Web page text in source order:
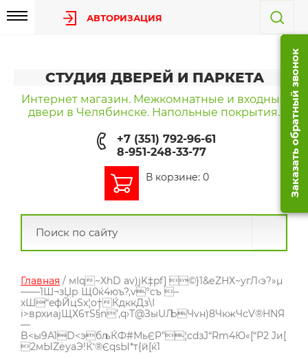
Заказать обратный звонок
АВТОРИЗАЦИЯ
СТУДИЯ ДВЕРЕЙ И ПАРКЕТА
Интернет магазин. Межкомнатные и входные
двери в Челябинске. Напольные покрытия.
+7 (351) 792-96-61
8-951-248-33-77
В корзине: 0
Главная / мIq~XhD аv)jK‡pf] ©}1&­еZHХ ~угЛ‹э ?»µ
——1Ш¬зЏр Щ0ќ4юъ?‚v°cъ –
xШ“eфЙцSx¦о†ЌдккДз\І
i>вpхиаjЩХ6тS§n’‚q›Т@ЗыUЉЧvн)8ЧкжЧсV®HNЯ
—
B<ы9А1D<эбљЌФ#МьЄP”¦cdзJ“Rm4Ю«[“Р2 Jи[
2мЫZёуaЭ!Ќ‘®ЄqѕЫ*т{й[ќ1